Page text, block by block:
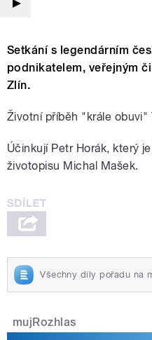
Setkání s legendárním
podnikatelem, veřejným
Zlín.
Životní příběh "krále obuvi"
Účinkují Petr Horák, který
životopisu Michal Mašek.
Všechny díly pořadu na
mujRozhlas